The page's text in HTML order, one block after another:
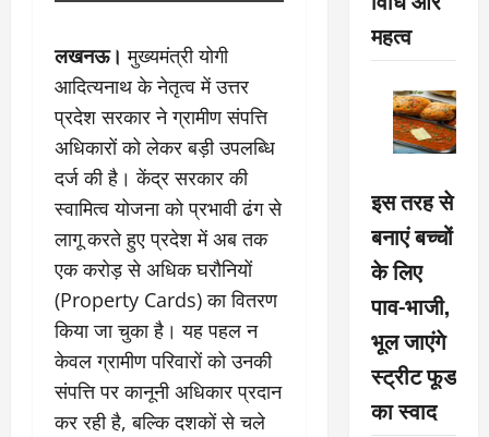
लखनऊ। मुख्यमंत्री योगी
आदित्यनाथ के नेतृत्व में उत्तर
प्रदेश सरकार ने ग्रामीण संपत्ति
अधिकारों को लेकर बड़ी उपलब्धि
दर्ज की है। केंद्र सरकार की
स्वामित्व योजना को प्रभावी ढंग से
लागू करते हुए प्रदेश में अब तक
एक करोड़ से अधिक घरौनियों
(Property Cards) का वितरण
किया जा चुका है। यह पहल न
केवल ग्रामीण परिवारों को उनकी
संपत्ति पर कानूनी अधिकार प्रदान
कर रही है, बल्कि दशकों से चले
महत्व
इस तरह से
बनाएं बच्चों
के लिए
पाव-भाजी,
भूल जाएंगे
स्ट्रीट फूड
का स्वाद